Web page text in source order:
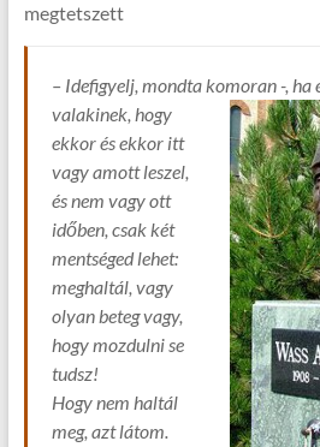
megtetszett
– Idefigyelj, mondta komoran -, ha
valakinek, hogy
ekkor és ekkor itt
vagy amott leszel,
és nem vagy ott
időben, csak két
mentséged lehet:
meghaltál, vagy
olyan beteg vagy,
hogy mozdulni se
tudsz!
Hogy nem haltál
meg, azt látom.